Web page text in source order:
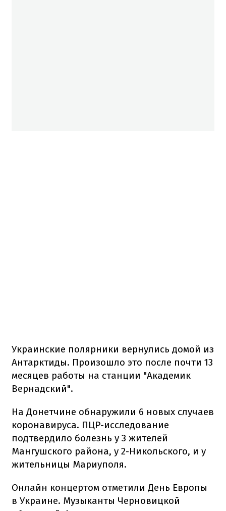
Украинские полярники вернулись домой из
Антарктиды. Произошло это после почти 13
месяцев работы на станции "Академик
Вернадский".
На Донетчине обнаружили 6 новых случаев
коронавируса. ПЦР-исследование
подтвердило болезнь у 3 жителей
Мангушского района, у 2-Никольского, и у
жительницы Мариуполя.
Онлайн концертом отметили День Европы
в Украине. Музыканты Черновицкой